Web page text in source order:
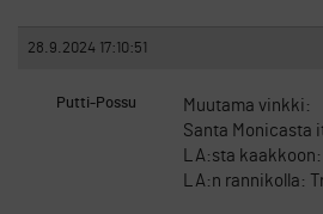
28.9.2024 17:10:51
Putti-Possu
Muutama vinkki:
Santa Monicasta
LA:sta kaakkoon:
LA:n rannikolla: